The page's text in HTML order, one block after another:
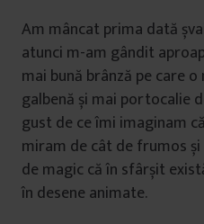
Am mâncat prima dată
atunci m-am gândit
mai bună brânză pe care
galbenă și mai portocalie
gust de ce îmi imaginam
miram de cât de frumos
de magic că în sfârșit
în desene animate.